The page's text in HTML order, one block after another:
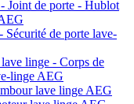
Joint de porte - Hublot
Sécurité de porte lave-
lave linge - Corps de
linge AEG
lave linge AEG